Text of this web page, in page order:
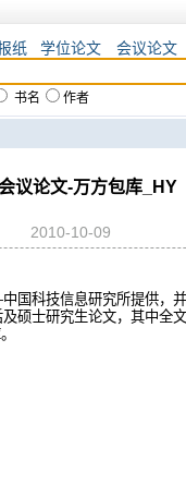
纸 学位论文 会议论文
书名 作者
议论文-万方包库_HY
2010-10-09
国科技信息研究所提供，
硕士研究生论文，其中全